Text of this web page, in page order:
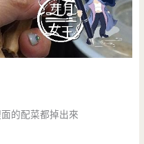
的配菜都掉出來